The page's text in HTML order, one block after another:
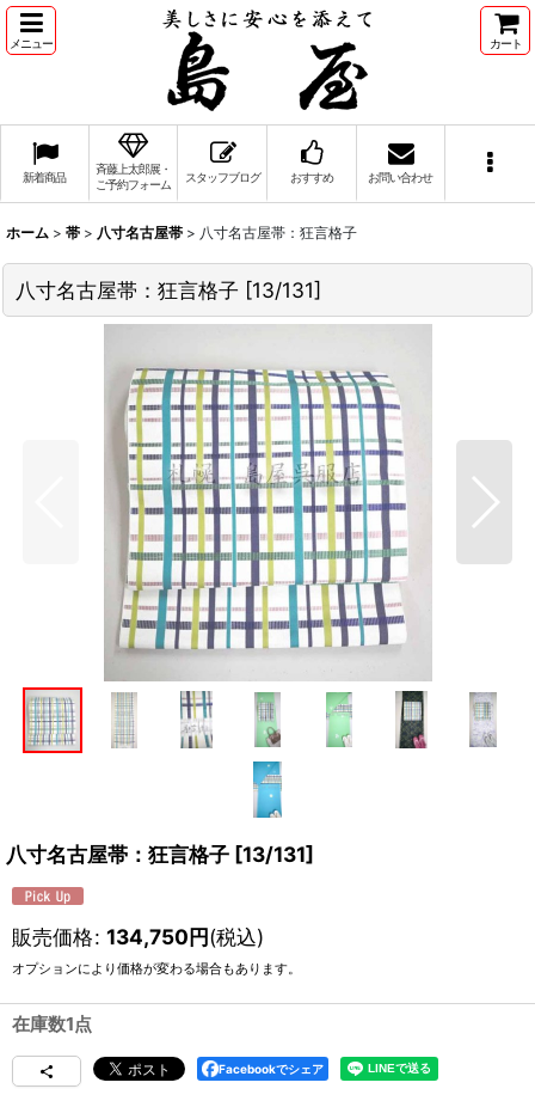
メニュー カート
新着商品
斉藤上太郎展・
ご予約フォーム
スタッフブログ おすすめ お問い合わせ
ホーム > 帯 > 八寸名古屋帯 > 八寸名古屋帯：狂言格子
八寸名古屋帯：狂言格子 [13/131]
八寸名古屋帯：狂言格子 [13/131]
販売価格: 134,750円(税込)
オプションにより価格が変わる場合もあります。
在庫数1点
Facebookでシェア